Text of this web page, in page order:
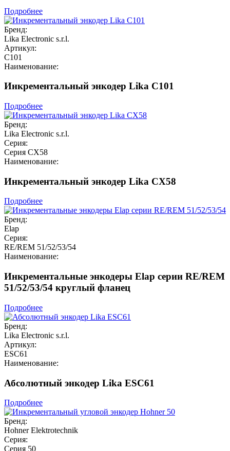
Подробнее
Бренд:
Lika Electronic s.r.l.
Артикул:
C101
Наименование:
Инкрементальный энкодер Lika C101
Подробнее
Бренд:
Lika Electronic s.r.l.
Серия:
Серия CX58
Наименование:
Инкрементальный энкодер Lika CX58
Подробнее
Бренд:
Elap
Серия:
RE/REM 51/52/53/54
Наименование:
Инкрементальные энкодеры Elap серии RE/REM
51/52/53/54 круглый фланец
Подробнее
Бренд:
Lika Electronic s.r.l.
Артикул:
ESC61
Наименование:
Абсолютный энкодер Lika ESC61
Подробнее
Бренд:
Hohner Elektrotechnik
Серия:
Серия 50